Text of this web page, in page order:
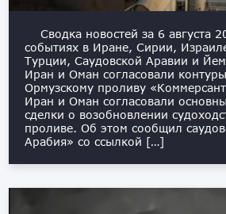
Сводка новостей за 6 августа
событиях в Иране, Сирии,
Турции, Саудовской Аравии и
Иран и Оман согласовали
Ормузскому проливу
Иран и Оман согласовали
сделки о возобновлении
проливе. Об этом сообщил
Арабия» со ссылкой […]